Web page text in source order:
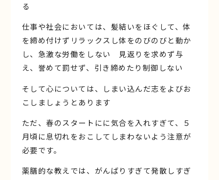
る
仕事や社会においては、髪結いをほぐして、体
を締め付けずリラックスし体をのびのびと動か
し、急激な労働をしない 見返りを求めず与
え、誉めて罰せず、引き締めたり制御しない
そして心については、しまい込んだ志をよびお
こしましょうとあります
ただ、春のスタートにに気合を入れすぎて、５
月頃に息切れをおこしてしまわないよう注意が
必要です。
薬膳的な教えでは、がんばりすぎて発散しすぎ